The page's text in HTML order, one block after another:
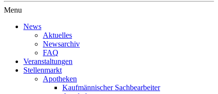
Menu
News
Aktuelles
Newsarchiv
FAQ
Veranstaltungen
Stellenmarkt
Apotheken
Kaufmännischer Sachbearbeiter